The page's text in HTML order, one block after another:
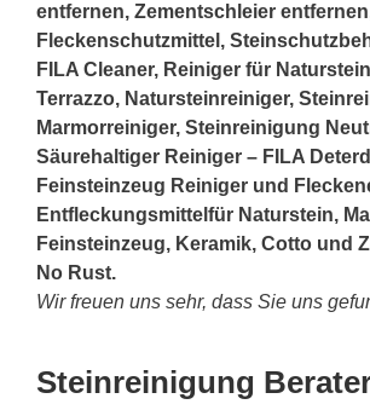
entfernen, Zementschleier
Fleckenschutzmittel,
FILA Cleaner, Reiniger für
Terrazzo, Natursteinreiniger,
Marmorreiniger, Steinreinigung
Säurehaltiger Reiniger – FILA
Feinsteinzeug Reiniger und
Entfleckungsmittelfür Naturstein,
Feinsteinzeug, Keramik, Cotto und
No Rust.
Wir freuen uns sehr, dass Sie uns
Steinreinigung